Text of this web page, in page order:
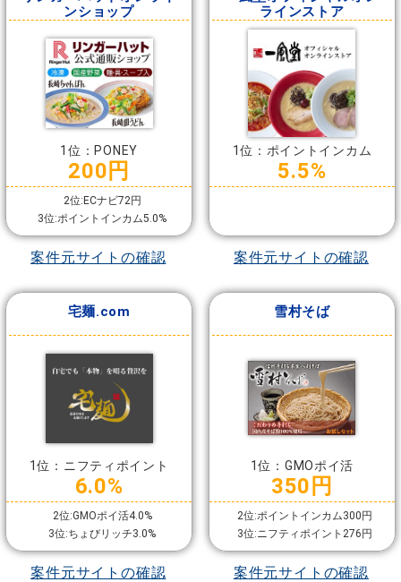
ンショップ
1位：PONEY
200円
2位:ECナビ72円
3位:ポイントインカム5.0%
案件元サイトの確認
ラインストア
1位：ポイントインカム
5.5%
案件元サイトの確認
宅麺.com
1位：ニフティポイント
6.0%
2位:GMOポイ活4.0%
3位:ちょびリッチ3.0%
案件元サイトの確認
雪村そば
1位：GMOポイ活
350円
2位:ポイントインカム300円
3位:ニフティポイント276円
案件元サイトの確認